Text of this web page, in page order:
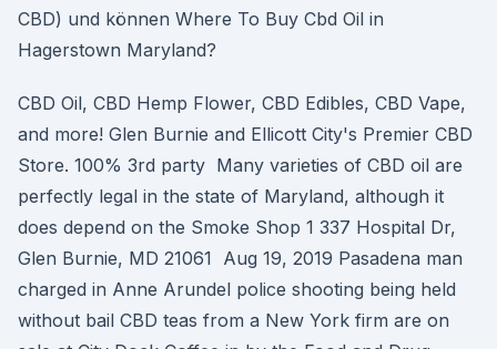
CBD) und können Where To Buy Cbd Oil in
Hagerstown Maryland?
CBD Oil, CBD Hemp Flower, CBD Edibles, CBD Vape,
and more! Glen Burnie and Ellicott City's Premier CBD
Store. 100% 3rd party Many varieties of CBD oil are
perfectly legal in the state of Maryland, although it
does depend on the Smoke Shop 1 337 Hospital Dr,
Glen Burnie, MD 21061 Aug 19, 2019 Pasadena man
charged in Anne Arundel police shooting being held
without bail CBD teas from a New York firm are on